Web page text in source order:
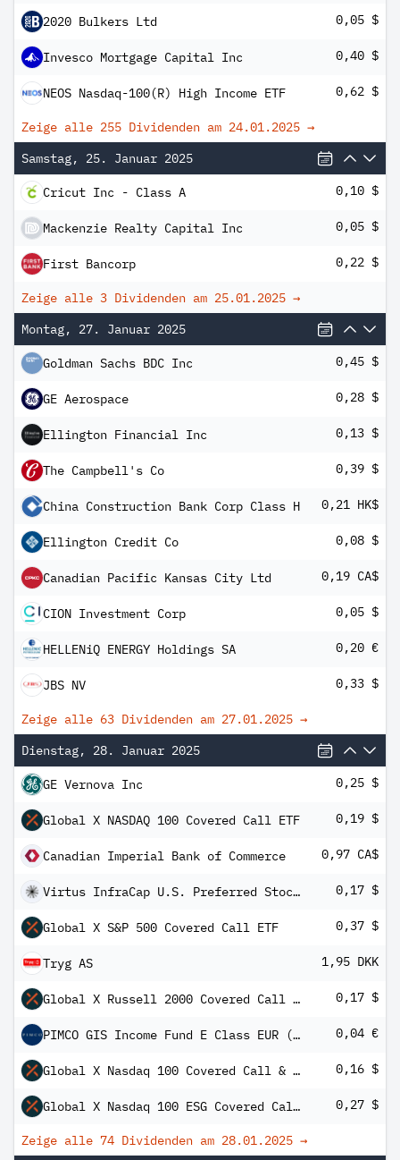
2020 Bulkers Ltd 0,05 $
Invesco Mortgage Capital Inc 0,40 $
NEOS Nasdaq-100(R) High Income ETF 0,62 $
Zeige alle 255 Dividenden am 24.01.2025 →
Samstag, 25. Januar 2025
Cricut Inc - Class A 0,10 $
Mackenzie Realty Capital Inc 0,05 $
First Bancorp 0,22 $
Zeige alle 3 Dividenden am 25.01.2025 →
Montag, 27. Januar 2025
Goldman Sachs BDC Inc 0,45 $
GE Aerospace 0,28 $
Ellington Financial Inc 0,13 $
The Campbell's Co 0,39 $
China Construction Bank Corp Class H 0,21 HK$
Ellington Credit Co 0,08 $
Canadian Pacific Kansas City Ltd 0,19 CA$
CION Investment Corp 0,05 $
HELLENiQ ENERGY Holdings SA 0,20 €
JBS NV 0,33 $
Zeige alle 63 Dividenden am 27.01.2025 →
Dienstag, 28. Januar 2025
GE Vernova Inc 0,25 $
Global X NASDAQ 100 Covered Call ETF 0,19 $
Canadian Imperial Bank of Commerce 0,97 CA$
Virtus InfraCap U.S. Preferred Stock ETF 0,17 $
Global X S&P 500 Covered Call ETF 0,37 $
Tryg AS 1,95 DKK
Global X Russell 2000 Covered Call ETF 0,17 $
PIMCO GIS Income Fund E Class EUR (Hedged) Income 0,04 €
Global X Nasdaq 100 Covered Call & Growth ETF 0,16 $
Global X Nasdaq 100 ESG Covered Call ETF 0,27 $
Zeige alle 74 Dividenden am 28.01.2025 →